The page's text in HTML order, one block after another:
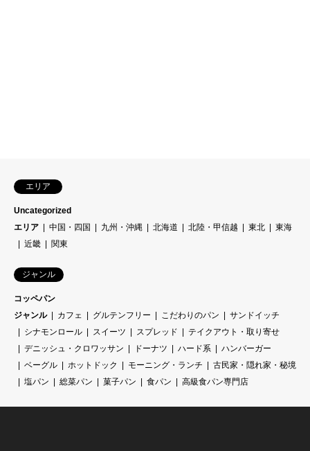
エリア
Uncategorized
エリア
中国・四国 九州・沖縄 北海道 北陸・甲信越 東北
東海
近畿
関東
ジャンル
コッペパン
ジャンル
カフェ グルテンフリー こだわりのパン
サンドイッチ
シナモンロール
スイーツ スプレッド
テイクアウト・取り寄せ
デニッシュ・クロワッサン
ドーナツ ハード系
ハンバーガー
ベーグル
ホットドック モーニング・ランチ
古民家・隠れ家・秘境
塩パン
総菜パン 菓子パン 食パン 高級食パン専門店